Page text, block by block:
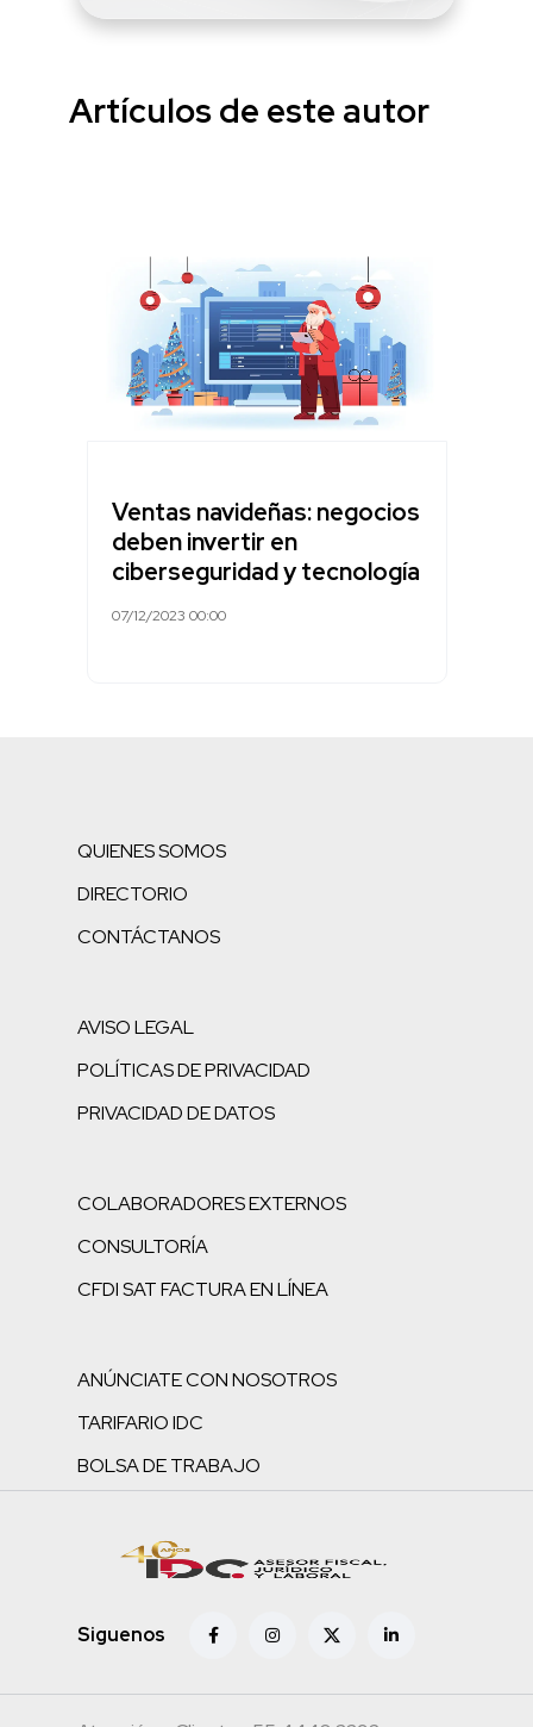
Artículos de este autor
Ventas navideñas: negocios
deben invertir en
ciberseguridad y tecnología
07/12/2023 00:00
QUIENES SOMOS
DIRECTORIO
CONTÁCTANOS
AVISO LEGAL
POLÍTICAS DE PRIVACIDAD
PRIVACIDAD DE DATOS
COLABORADORES EXTERNOS
CONSULTORÍA
CFDI SAT FACTURA EN LÍNEA
ANÚNCIATE CON NOSOTROS
TARIFARIO IDC
BOLSA DE TRABAJO
Siguenos